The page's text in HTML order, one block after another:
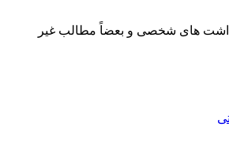
شخصی و بعضاً مطالب غیر